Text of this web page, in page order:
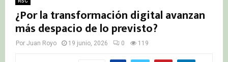
¿Por la transformación digital avanzan
más despacio de lo previsto?
Por Juan Royo 19 junio, 2026 0 119